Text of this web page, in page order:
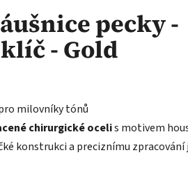
pecky -
- Gold
milovníky tónů
chirurgické ocelis motivem
konstrukci a preciznímu zpracování